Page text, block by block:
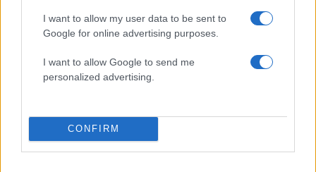
I want to allow my user data to be sent to
Google for online advertising purposes.
I want to allow Google to send me
personalized advertising.
CONFIRM